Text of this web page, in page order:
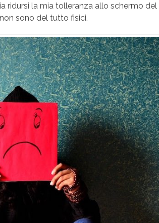
ridursi la mia tolleranza allo schermo
sono del tutto fisici.